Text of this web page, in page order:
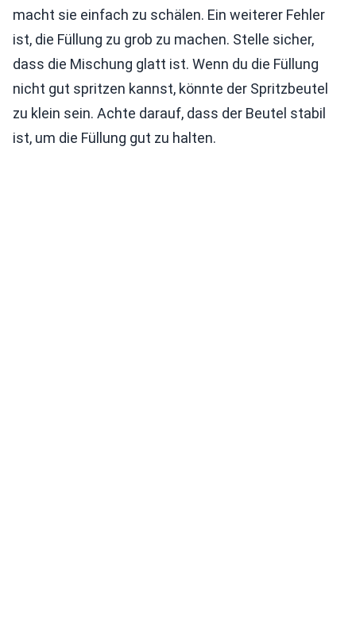
macht sie einfach zu schälen. Ein weiterer Fehler
ist, die Füllung zu grob zu machen. Stelle sicher,
dass die Mischung glatt ist. Wenn du die Füllung
nicht gut spritzen kannst, könnte der Spritzbeutel
zu klein sein. Achte darauf, dass der Beutel stabil
ist, um die Füllung gut zu halten.